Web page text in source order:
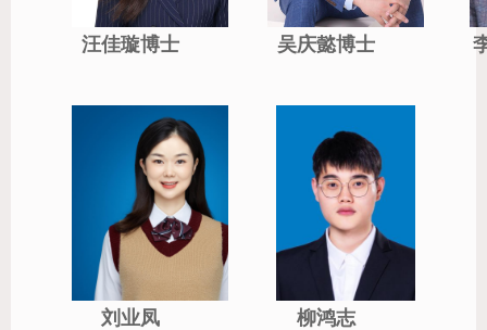
汪佳璇博士 吴庆懿博士
刘业凤 柳鸿志